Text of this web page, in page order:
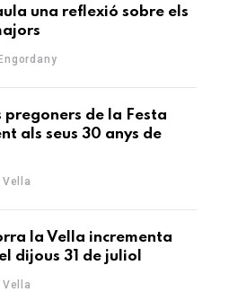
una reflexió sobre els
pregoners de la Festa
als seus 30 anys de
la Vella incrementa
dijous 31 de juliol